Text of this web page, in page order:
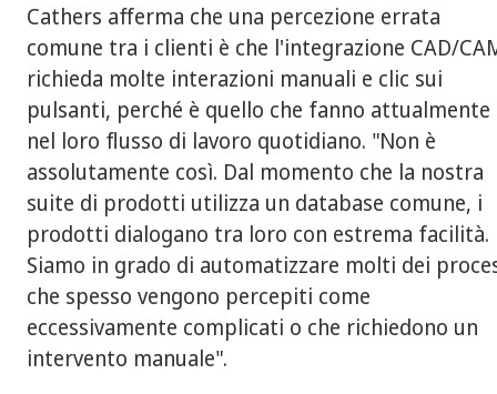
Cathers afferma che una percezione errata
comune tra i clienti è che l'integrazione CAD/
richieda molte interazioni manuali e clic sui
pulsanti, perché è quello che fanno attualmente
nel loro flusso di lavoro quotidiano. "Non è
assolutamente così. Dal momento che la nostra
suite di prodotti utilizza un database comune, i
prodotti dialogano tra loro con estrema facilità.
Siamo in grado di automatizzare molti dei
che spesso vengono percepiti come
eccessivamente complicati o che richiedono un
intervento manuale".